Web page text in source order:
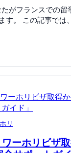
がフランスでの留
す。 この記事では
リ
ワーホリビザ